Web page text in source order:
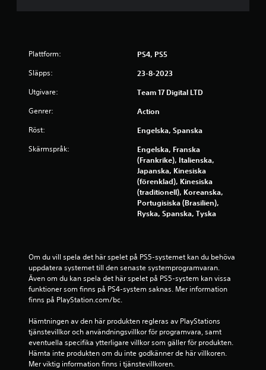
Plattform: PS4, PS5
Släpps: 23-8-2023
Utgivare: Team 17 Digital LTD
Genrer: Action
Röst: Engelska, Spanska
Skärmspråk:
Engelska, Franska
(Frankrike), Italienska,
Japanska, Kinesiska
(förenklad), Kinesiska
(traditionell), Koreanska,
Portugisiska (Brasilien),
Ryska, Spanska, Tyska
Om du vill spela det här spelet på PS5-systemet kan du behöva
uppdatera systemet till den senaste systemprogramvaran.
Även om du kan spela det här spelet på PS5-system kan vissa
funktioner som finns på PS4-system saknas. Mer information
finns på PlayStation.com/bc.
Hämtningen av den här produkten regleras av PlayStations
tjänstevillkor och användningsvillkor för programvara, samt
eventuella specifika ytterligare villkor som gäller för produkten.
Hämta inte produkten om du inte godkänner de här villkoren.
Mer viktig information finns i tjänstevillkoren.